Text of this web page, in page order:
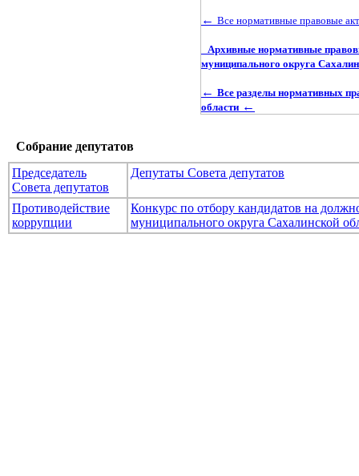
← Все нормативные правовые
Архивные нормативные
муниципального округа
← Все разделы нормативных
области ←
Собрание депутатов
Председатель
Совета депутатов
Депутаты Совета депутатов
Противодействие
коррупции
Конкурс по отбору кандидатов на
муниципального округа Сахалинской